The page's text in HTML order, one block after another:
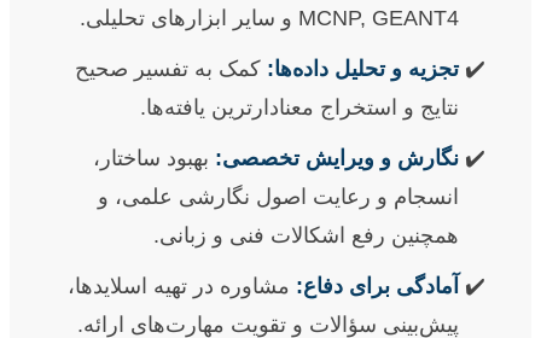
MCNP, GEANT4 و سایر ابزارهای تحلیلی.
تجزیه و تحلیل داده‌ها: کمک به تفسیر صحیح
نتایج و استخراج معنادارترین یافته‌ها.
نگارش و ویرایش تخصصی: بهبود ساختار،
انسجام و رعایت اصول نگارشی علمی، و
همچنین رفع اشکالات فنی و زبانی.
آمادگی برای دفاع: مشاوره در تهیه اسلایدها،
پیش‌بینی سؤالات و تقویت مهارت‌های ارائه.